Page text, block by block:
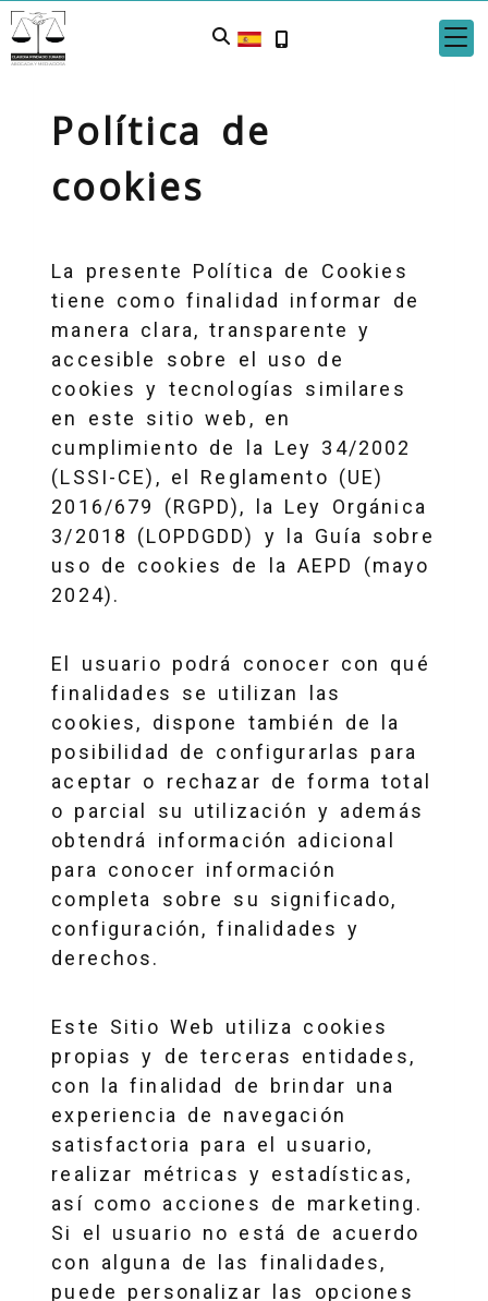
Política de
cookies
La presente Política de Cookies
tiene como finalidad informar de
manera clara, transparente y
accesible sobre el uso de
cookies y tecnologías similares
en este sitio web, en
cumplimiento de la Ley 34/2002
(LSSI-CE), el Reglamento (UE)
2016/679 (RGPD), la Ley Orgánica
3/2018 (LOPDGDD) y la Guía sobre
uso de cookies de la AEPD (mayo
2024).
El usuario podrá conocer con qué
finalidades se utilizan las
cookies, dispone también de la
posibilidad de configurarlas para
aceptar o rechazar de forma total
o parcial su utilización y además
obtendrá información adicional
para conocer información
completa sobre su significado,
configuración, finalidades y
derechos.
Este Sitio Web utiliza cookies
propias y de terceras entidades,
con la finalidad de brindar una
experiencia de navegación
satisfactoria para el usuario,
realizar métricas y estadísticas,
así como acciones de marketing.
Si el usuario no está de acuerdo
con alguna de las finalidades,
puede personalizar las opciones